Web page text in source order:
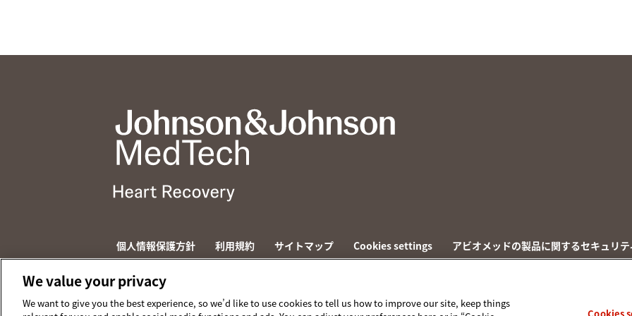
個人情報保護方針 利用規約 サイトマップ Cookies settings アビオメッドの製品に関するセキュリテ
© 2026 ABIOMED. All rights reserved.
We value your privacy
We want to give you the best experience, so we’d like to use cookies to tell us how to improve our site, keep things
Cookies